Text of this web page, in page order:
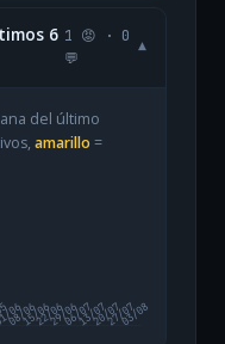
6 1 😡 · 0
💬
▾
del último
amarillo =
06
08/0615/0622/0629/0606/0713/0720/0727/07
03/08